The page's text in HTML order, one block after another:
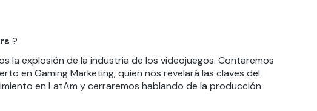
?
la explosión de la industria de los videojuegos. Contaremos
en Gaming Marketing, quien nos revelará las claves del
en LatAm y cerraremos hablando de la producción